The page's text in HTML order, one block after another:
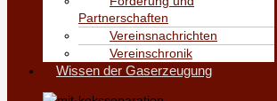
Partnerschaften
Vereinsnachrichten
Vereinschronik
Wissen der Gaserzeugung